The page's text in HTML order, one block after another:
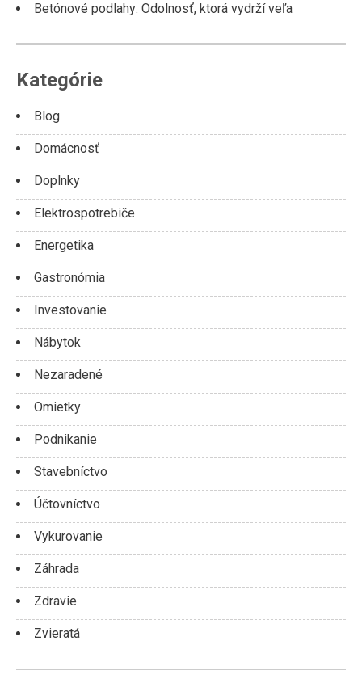
Betónové podlahy: Odolnosť, ktorá vydrží veľa
Kategórie
Blog
Domácnosť
Doplnky
Elektrospotrebiče
Energetika
Gastronómia
Investovanie
Nábytok
Nezaradené
Omietky
Podnikanie
Stavebníctvo
Účtovníctvo
Vykurovanie
Záhrada
Zdravie
Zvieratá